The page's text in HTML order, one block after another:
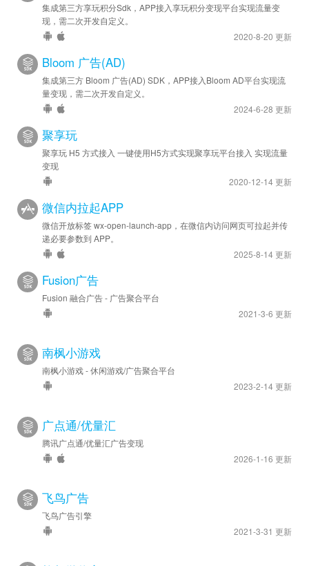
集成第三方享玩积分Sdk，APP接入享玩积分变现平台实现流量变
现，需二次开发自定义。
2020-8-20 更新
Bloom 广告(AD)
集成第三方 Bloom 广告(AD) SDK，APP接入Bloom AD平台实现流
量变现，需二次开发自定义。
2024-6-28 更新
聚享玩
聚享玩 H5 方式接入 一键使用H5方式实现聚享玩平台接入 实现流量
变现
2020-12-14 更新
微信内拉起APP
微信开放标签 wx-open-launch-app，在微信内访问网页可拉起并传
递必要参数到 APP。
2025-8-14 更新
Fusion广告
Fusion 融合广告 - 广告聚合平台
2021-3-6 更新
南枫小游戏
南枫小游戏 - 休闲游戏/广告聚合平台
2023-2-14 更新
广点通/优量汇
腾讯广点通/优量汇广告变现
2026-1-16 更新
飞鸟广告
飞鸟广告引擎
2021-3-31 更新